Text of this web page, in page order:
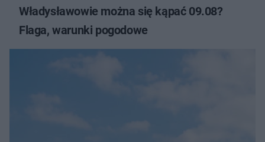
Władysławowie można się kąpać 09.08?
Flaga, warunki pogodowe